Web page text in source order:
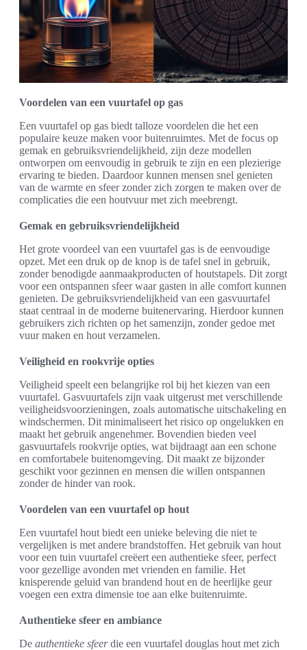
Voordelen van een vuurtafel op gas
Een vuurtafel op gas biedt talloze voordelen die het een
populaire keuze maken voor buitenruimtes. Met de focus op
gemak en gebruiksvriendelijkheid, zijn deze modellen
ontworpen om eenvoudig in gebruik te zijn en een plezierige
ervaring te bieden. Daardoor kunnen mensen snel genieten
van de warmte en sfeer zonder zich zorgen te maken over de
complicaties die een houtvuur met zich meebrengt.
Gemak en gebruiksvriendelijkheid
Het grote voordeel van een vuurtafel gas is de eenvoudige
opzet. Met een druk op de knop is de tafel snel in gebruik,
zonder benodigde aanmaakproducten of houtstapels. Dit zorgt
voor een ontspannen sfeer waar gasten in alle comfort kunnen
genieten. De gebruiksvriendelijkheid van een gasvuurtafel
staat centraal in de moderne buitenervaring. Hierdoor kunnen
gebruikers zich richten op het samenzijn, zonder gedoe met
vuur maken en hout verzamelen.
Veiligheid en rookvrije opties
Veiligheid speelt een belangrijke rol bij het kiezen van een
vuurtafel. Gasvuurtafels zijn vaak uitgerust met verschillende
veiligheidsvoorzieningen, zoals automatische uitschakeling en
windschermen. Dit minimaliseert het risico op ongelukken en
maakt het gebruik angenehmer. Bovendien bieden veel
gasvuurtafels rookvrije opties, wat bijdraagt aan een schone
en comfortabele buitenomgeving. Dit maakt ze bijzonder
geschikt voor gezinnen en mensen die willen ontspannen
zonder de hinder van rook.
Voordelen van een vuurtafel op hout
Een vuurtafel hout biedt een unieke beleving die niet te
vergelijken is met andere brandstoffen. Het gebruik van hout
voor een tuin vuurtafel creëert een authentieke sfeer, perfect
voor gezellige avonden met vrienden en familie. Het
knisperende geluid van brandend hout en de heerlijke geur
voegen een extra dimensie toe aan elke buitenruimte.
Authentieke sfeer en ambiance
De authentieke sfeerdie een vuurtafel douglas hout met zich